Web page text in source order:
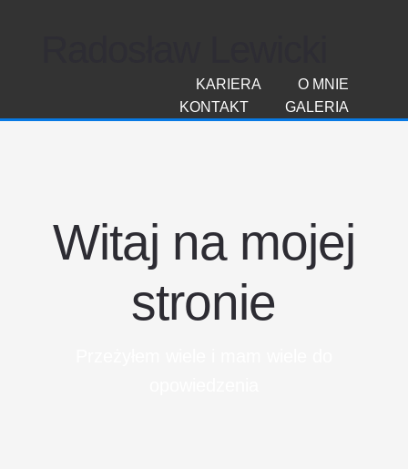
O MNIE
KARIERA
GALERIA
KONTAKT
Witaj na mojej
stronie